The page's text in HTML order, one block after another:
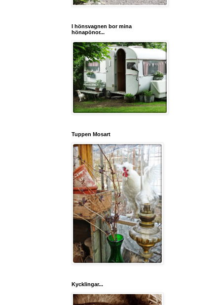
I hönsvagnen bor mina
hönapönor...
Tuppen Mosart
Kycklingar...